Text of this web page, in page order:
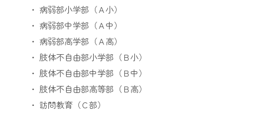
病弱部小学部（Ａ小）
病弱部中学部（Ａ中）
病弱部高学部（Ａ高）
肢体不自由部小学部（Ｂ小）
肢体不自由部中学部（Ｂ中）
肢体不自由部高等部（Ｂ高）
訪問教育（Ｃ部）